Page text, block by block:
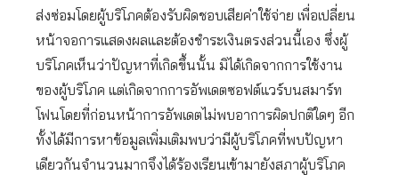
ส่งซ่อมโดยผู้บริโภคต้องรับผิดชอบเสียค่าใช้จ่าย เพื่อเปลี่ยน
หน้าจอการแสดงผลและต้องชำระเงินตรงส่วนนี้เอง ซึ่งผู้
บริโภคเห็นว่าปัญหาที่เกิดขึ้นนั้น มิได้เกิดจากการใช้งาน
ของผู้บริโภค แต่เกิดจากการอัพเดตซอฟต์แวร์บนสมาร์ท
โฟนโดยที่ก่อนหน้าการอัพเดตไม่พบอาการผิดปกติใดๆ อีก
ทั้งได้มีการหาข้อมูลเพิ่มเติมพบว่ามีผู้บริโภคที่พบปัญหา
เดียวกันจำนวนมากจึงได้ร้องเรียนเข้ามายังสภาผู้บริโภค